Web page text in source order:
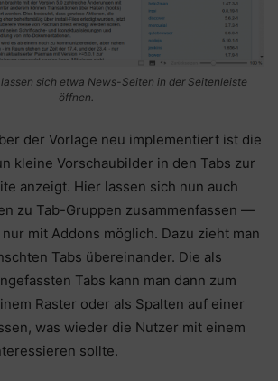
sich etwa News-Seiten in der Seitenleiste
öffnen.
der Vorlage neu implementiert ist die
kleine Vorschaubilder in den Tabs zur
anzeigt. Hier lassen sich nun auch
zu Tab-Gruppen zusammenfassen —
mit Addons möglich. Dazu zieht man
Tabs übereinander. Die als
Tabs kann man dann zum
Raster oder als Spalten auf einer
was wieder die Nutzer mit einem
sollte.